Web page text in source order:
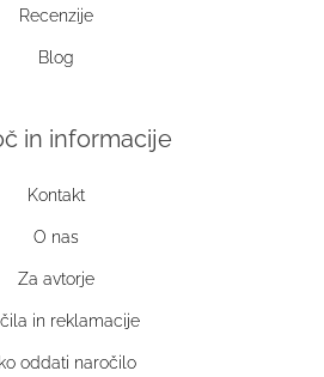
Recenzije
Blog
in informacije
Kontakt
O nas
Za avtorje
in reklamacije
oddati naročilo